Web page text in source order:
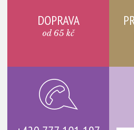
DOPRAVA
od 65 kč